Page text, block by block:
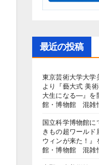
最近の投稿
東京芸術大学大学
より『藝大式 美
大生になる―』
館・博物館 混雑
国立科学博物館に
きもの超ワール
ウィンが来た！
館・博物館 混雑